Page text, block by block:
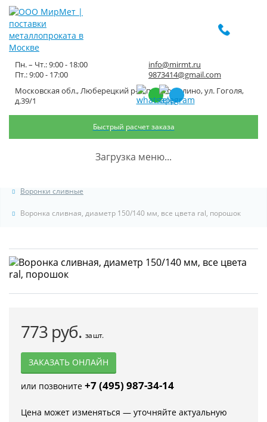
Московская обл., Люберецкий р-н, пос. Томилино, ул. Гоголя,
д.39/1
Пн. – Чт.: 9:00 - 18:00
Пт.: 9:00 - 17:00
info@mirmt.ru
9873414@gmail.com
Быстрый расчет заказа
Загрузка меню...
Воронка сливная, диаметр
150/140 мм, все цвета ral,
порошок
Воронки сливные
Воронка сливная, диаметр 150/140 мм, все цвета ral, порошок
773 руб. за шт.
ЗАКАЗАТЬ ОНЛАЙН
или позвоните +7 (495) 987-34-14
Цена может изменяться — уточняйте актуальную